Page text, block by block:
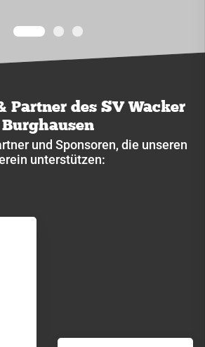
Partner des SV Wacker
Burghausen
und Sponsoren, die unseren
unterstützen: